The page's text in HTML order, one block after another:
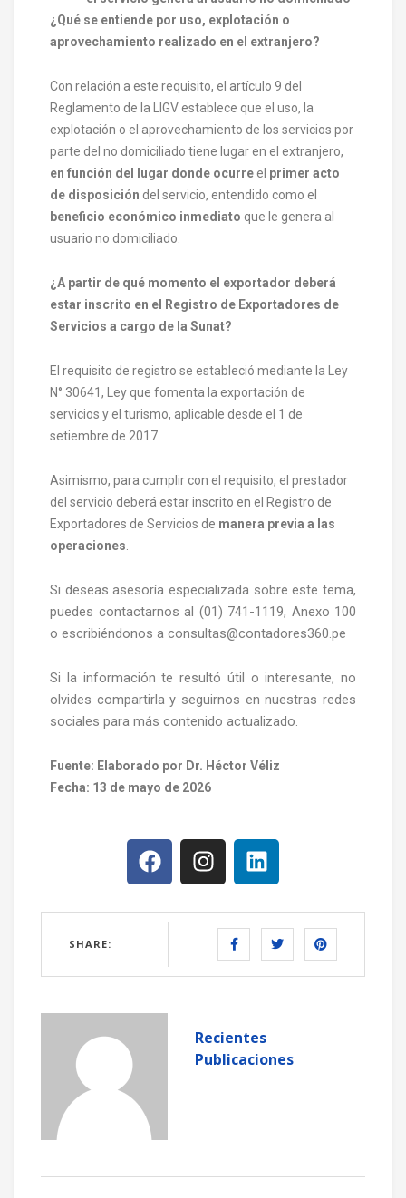
¿Qué se entiende por uso, explotación o
aprovechamiento realizado en el extranjero?
Con relación a este requisito, el artículo 9 del
Reglamento de la LIGV establece que el uso, la
explotación o el aprovechamiento de los servicios por
parte del no domiciliado tiene lugar en el extranjero,
en función del lugar donde ocurreel primer acto
de disposición del servicio, entendido como el
beneficio económico inmediato que le genera al
usuario no domiciliado.
¿A partir de qué momento el exportador deberá
estar inscrito en el Registro de Exportadores de
Servicios a cargo de la Sunat?
El requisito de registro se estableció mediante la Ley
N° 30641, Ley que fomenta la exportación de
servicios y el turismo, aplicable desde el 1 de
setiembre de 2017.
Asimismo, para cumplir con el requisito, el prestador
del servicio deberá estar inscrito en el Registro de
Exportadores de Servicios de manera previa a las
operaciones
Si deseas asesoría especializada sobre este tema,
puedes contactarnos al (01) 741-1119, Anexo 100
o escribiéndonos a consultas@contadores360.pe
Si la información te resultó útil o interesante, no
olvides compartirla y seguirnos en nuestras redes
sociales para más contenido actualizado.
Fuente: Elaborado por Dr. Héctor Véliz
Fecha: 13 de mayo de 2026
SHARE:
Recientes
Publicaciones